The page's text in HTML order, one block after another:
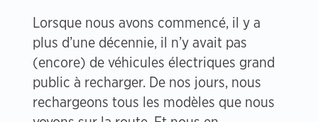
Lorsque nous avons commencé, il y a
plus d’une décennie, il n’y avait pas
(encore) de véhicules électriques grand
public à recharger. De nos jours, nous
rechargeons tous les modèles que nous